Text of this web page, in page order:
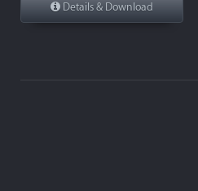
Details & Download